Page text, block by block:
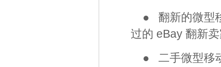
● 翻新的微型
过的 eBay 翻新
● 二手微型移